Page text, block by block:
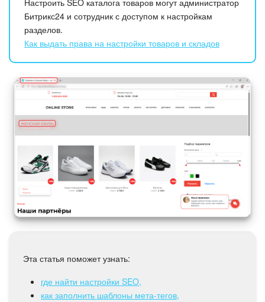
Лента Новостей
Проекты AI
Мессенджер
Календарь
Диск
Интернет-магазин
Складской учет
Битрикс24 и сотрудник с доступом к настройкам
разделов.
Как выдать права на настройки товаров и складов
Эта статья поможет узнать:
где найти настройки SEO,
как заполнить шаблоны мета-тегов,